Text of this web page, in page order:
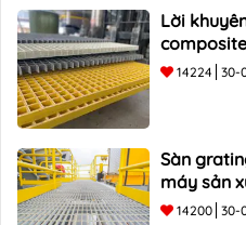
Lời
composite
14224 30-
Sàn
máy sản
14200 30-